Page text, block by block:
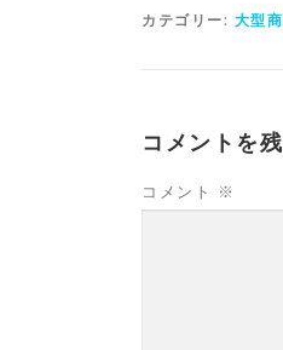
カテゴリー: 大型
コメントを
コメント ※